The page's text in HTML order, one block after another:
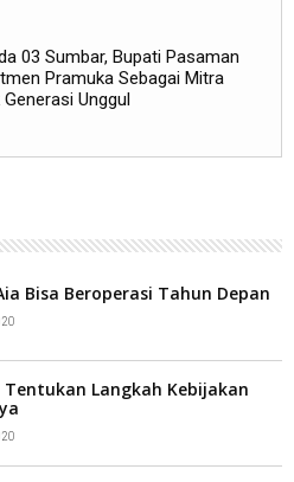
03 Sumbar, Bupati Pasaman
Pramuka Sebagai Mitra
Unggul
Bisa Beroperasi Tahun Depan
Tentukan Langkah Kebijakan